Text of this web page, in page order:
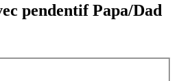
pendentif Papa/Dad